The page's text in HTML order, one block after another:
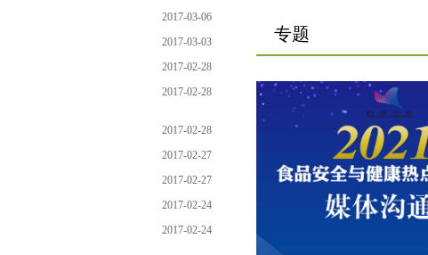
2017-03-06
2017-03-03
2017-02-28
2017-02-28
2017-02-28
2017-02-27
2017-02-27
2017-02-24
2017-02-24
专题